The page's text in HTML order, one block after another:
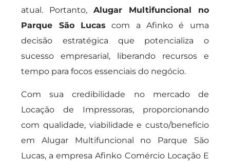
atual. Portanto, Alugar Multifuncional no
Parque São Lucas com a Afinko é uma
decisão estratégica que potencializa o
sucesso empresarial, liberando recursos e
tempo para focos essenciais do negócio.
Com sua credibilidade no mercado de
Locação de Impressoras, proporcionando
com qualidade, viabilidade e custo/benefício
em Alugar Multifuncional no Parque São
Lucas, a empresa Afinko Comércio Locação E